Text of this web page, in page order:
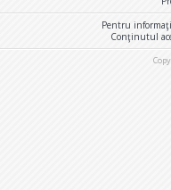
Pentru
Conţinutul